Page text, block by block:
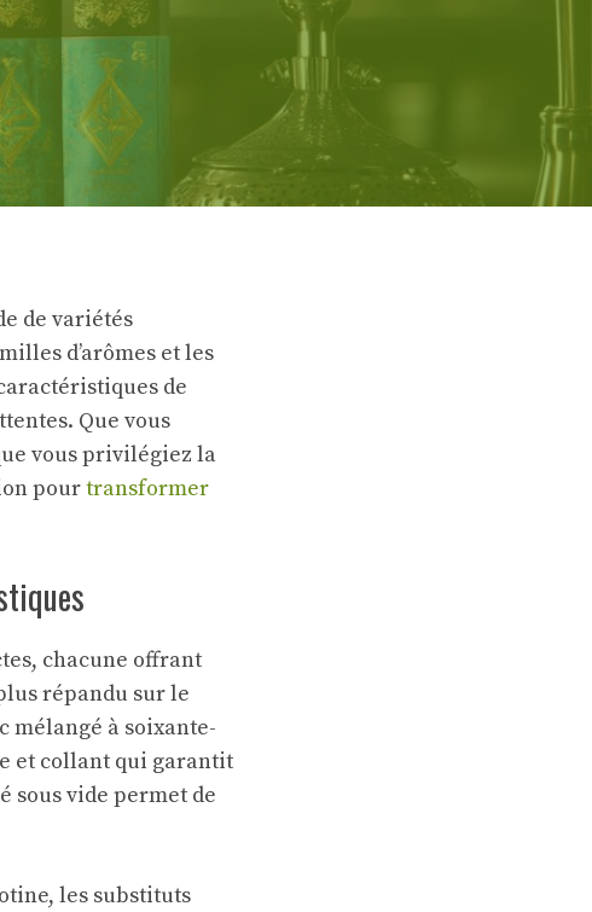
de variétés
d’arômes et les
de
Que vous
vous privilégiez la
pourtransformer
chacune offrant
répandu sur le
mélangé à soixante-
et collant qui garantit
sous vide permet de
les substituts